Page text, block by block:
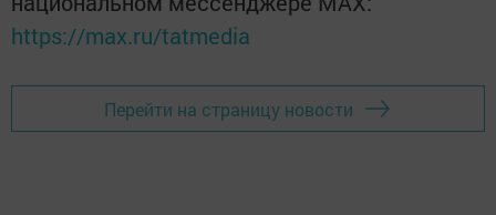
https://max.ru/tatmedia
Перейти на страницу новости